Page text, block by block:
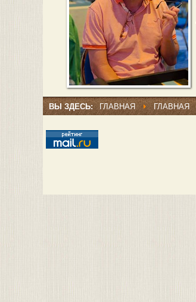
ВЫ ЗДЕСЬ: ГЛАВНАЯ ГЛАВНАЯ